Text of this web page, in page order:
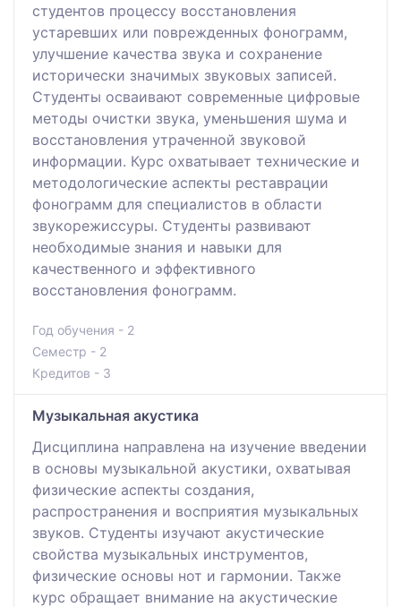
студентов процессу восстановления
устаревших или поврежденных фонограмм,
улучшение качества звука и сохранение
исторически значимых звуковых записей.
Студенты осваивают современные цифровые
методы очистки звука, уменьшения шума и
восстановления утраченной звуковой
информации. Курс охватывает технические и
методологические аспекты реставрации
фонограмм для специалистов в области
звукорежиссуры. Студенты развивают
необходимые знания и навыки для
качественного и эффективного
восстановления фонограмм.
Год обучения - 2
Семестр - 2
Кредитов - 3
Музыкальная акустика
Дисциплина направлена на изучение введении
в основы музыкальной акустики, охватывая
физические аспекты создания,
распространения и восприятия музыкальных
звуков. Студенты изучают акустические
свойства музыкальных инструментов,
физические основы нот и гармонии. Также
курс обращает внимание на акустические